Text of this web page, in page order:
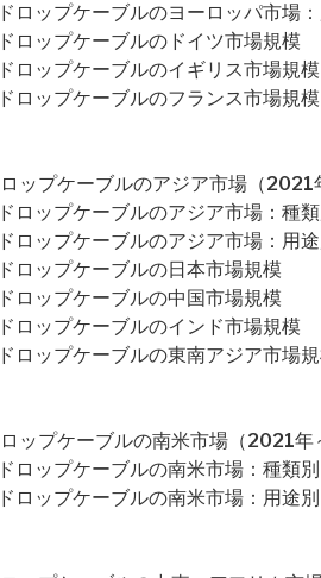
ロップケーブルのヨーロッパ市場
ロップケーブルのドイツ市場規模
ロップケーブルのイギリス市場規模
ロップケーブルのフランス市場規模
ップケーブルのアジア市場（2021
ロップケーブルのアジア市場：種
ロップケーブルのアジア市場：用
ロップケーブルの日本市場規模
ロップケーブルの中国市場規模
ロップケーブルのインド市場規模
ロップケーブルの東南アジア市場
ップケーブルの南米市場（2021年
ロップケーブルの南米市場：種類別
ロップケーブルの南米市場：用途別